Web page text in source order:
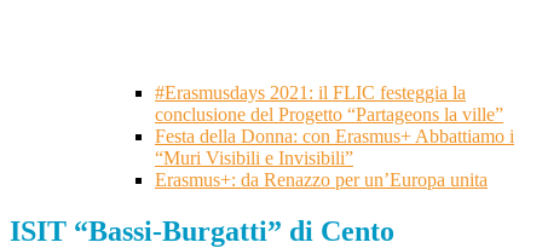
#Erasmusdays 2021: il FLIC festeggia la
conclusione del Progetto “Partageons la ville”
Festa della Donna: con Erasmus+ Abbattiamo i
“Muri Visibili e Invisibili”
Erasmus+: da Renazzo per un’Europa unita
ISIT “Bassi-Burgatti” di Cento